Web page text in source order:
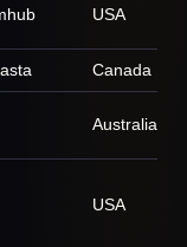
USA
Canada
Australia
USA